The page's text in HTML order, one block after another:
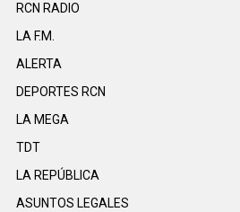
RCN RADIO
LA F.M.
ALERTA
DEPORTES RCN
LA MEGA
TDT
LA REPÚBLICA
ASUNTOS LEGALES